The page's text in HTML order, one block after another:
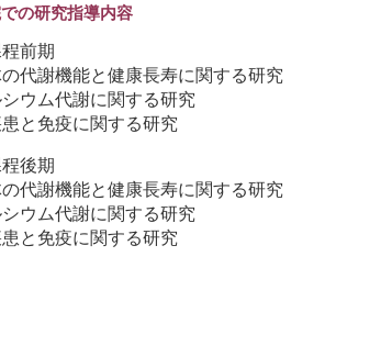
の研究指導内容
前期
の代謝機能と健康長寿に関する研究
シウム代謝に関する研究
患と免疫に関する研究
後期
の代謝機能と健康長寿に関する研究
シウム代謝に関する研究
患と免疫に関する研究